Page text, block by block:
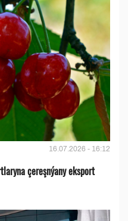
16.07.2026 - 16:12
çereşnýany eksport